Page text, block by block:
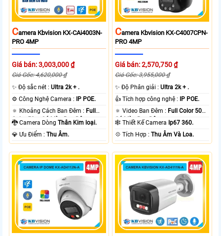
CAmera Kbvision KX-CAi4003N-
PRO 4MP
Giá bán: 3,003,000 ₫
Giá Gốc: 4,620,000 ₫
✨ Độ sắc nét :Ultra 2k + .
⚙ Công Nghệ Camera : IP POE.
🔅 Khoảng Cách Ban Đêm : Full
Color 50m Có Màu Ban Ðêm.
🐉️ Camera DòngThân Kim loại.
️💎 Ưu Điểm :Thu Âm.
CAmera Kbvision KX-C4007CPN-
PRO 4MP
Giá bán: 2,570,750 ₫
Giá Gốc: 3,955,000 ₫
✨ Độ Phân giải :Ultra 2k + .
👍 Tích hợp công nghệ : IP POE.
🔅 Video Ban Đêm : Full Color 50m
Có Màu Ban Ðêm.
🕸️ Thiết Kế Camera Ip67 360.
️💠 Tích Hợp :Thu Âm Và Loa.